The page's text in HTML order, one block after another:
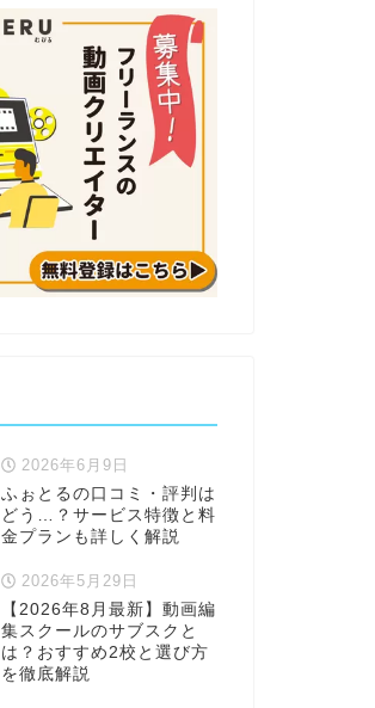
2026年6月9日
ふぉとるの口コミ・評判は
どう…？サービス特徴と料
金プランも詳しく解説
2026年5月29日
【2026年8月最新】動画編
集スクールのサブスクと
は？おすすめ2校と選び方
を徹底解説